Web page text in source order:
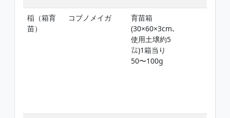
稲（箱育
苗）
コブノメイガ
育苗箱
(30×60×3cm､
使用土壌約5
㍑)1箱当り
50〜100g